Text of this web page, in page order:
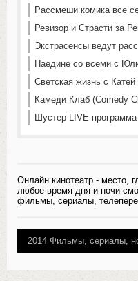
Рассмеши комика все
Ревизор и Страсти за
Экстрасенсы ведут
Наедине со всеми с
Светская жизнь с
Камеди Клаб (Comedy
Шустер LIVE программа
Онлайн кинотеатр - место,
любое время дня и ночи
фильмы, сериалы,
2014 Фильмы, сериалы,